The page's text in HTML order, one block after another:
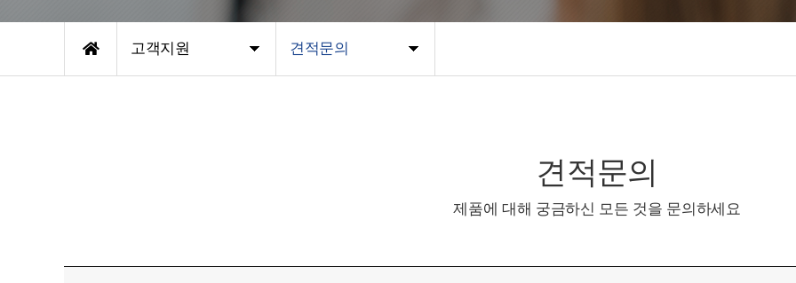
고객지원 견적문의
견적문의
제품에 대해 궁금하신 모든 것을 문의하세요